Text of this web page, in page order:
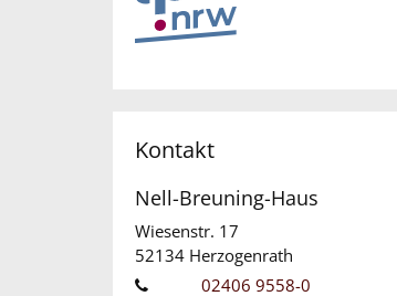
Kontakt
Nell-Breuning-Haus
Wiesenstr. 17
52134 Herzogenrath
02406 9558-0